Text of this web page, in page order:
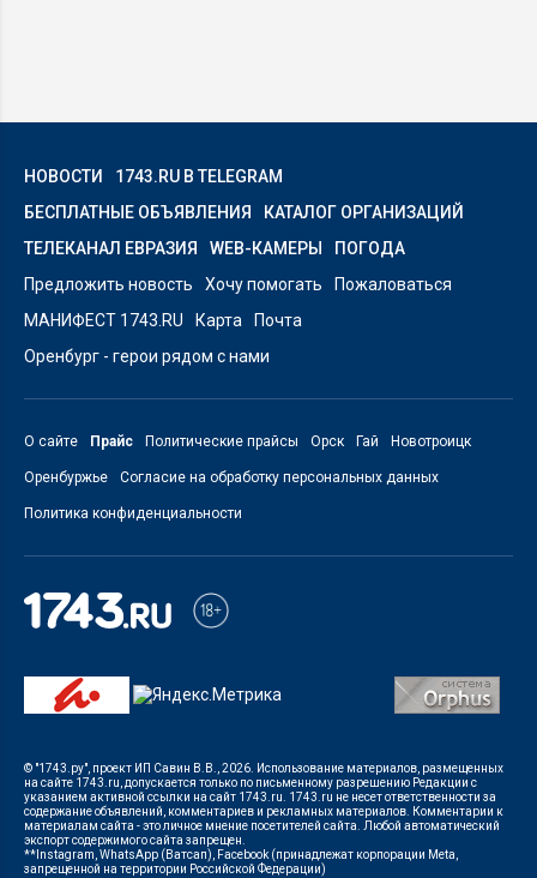
НОВОСТИ
1743.RU В TELEGRAM
БЕСПЛАТНЫЕ ОБЪЯВЛЕНИЯ
КАТАЛОГ ОРГАНИЗАЦИЙ
ТЕЛЕКАНАЛ ЕВРАЗИЯ
WEB-КАМЕРЫ
ПОГОДА
Предложить новость
Хочу помогать
Пожаловаться
МАНИФЕСТ 1743.RU
Карта
Почта
Оренбург - герои рядом с нами
О сайте Прайс Политические прайсы Орск Гай Новотроицк
Оренбуржье Согласие на обработку персональных данных
Политика конфиденциальности
© "1743.ру", проект ИП Савин В.В., 2026. Использование материалов, размещенных
на сайте 1743.ru, допускается только по письменному разрешению Редакции с
указанием активной ссылки на сайт 1743.ru. 1743.ru не несет ответственности за
содержание объявлений, комментариев и рекламных материалов. Комментарии к
материалам сайта - это личное мнение посетителей сайта. Любой автоматический
экспорт содержимого сайта запрещен.
**Instagram, WhatsApp (Ватсап), Facebook (принадлежат корпорации Meta,
запрещенной на территории Российской Федерации)